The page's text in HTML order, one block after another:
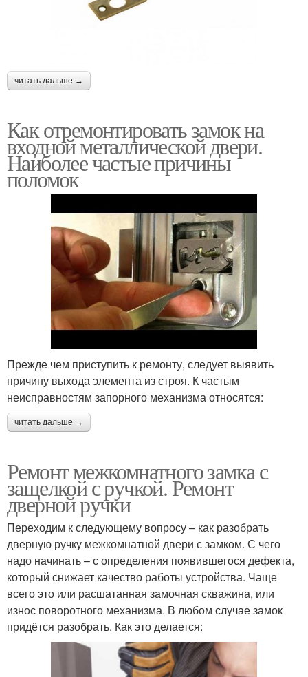
читать дальше →
Как отремонтировать замок на
входной металлической двери.
Наиболее частые причины
поломок
Прежде чем приступить к ремонту, следует выявить
причину выхода элемента из строя. К частым
неисправностям запорного механизма относятся:
читать дальше →
Ремонт межкомнатного замка с
защелкой с ручкой. Ремонт
дверной ручки
Переходим к следующему вопросу – как разобрать
дверную ручку межкомнатной двери с замком. С чего
надо начинать – с определения появившегося дефекта,
который снижает качество работы устройства. Чаще
всего это или расшатанная замочная скважина, или
износ поворотного механизма. В любом случае замок
придётся разобрать. Как это делается: